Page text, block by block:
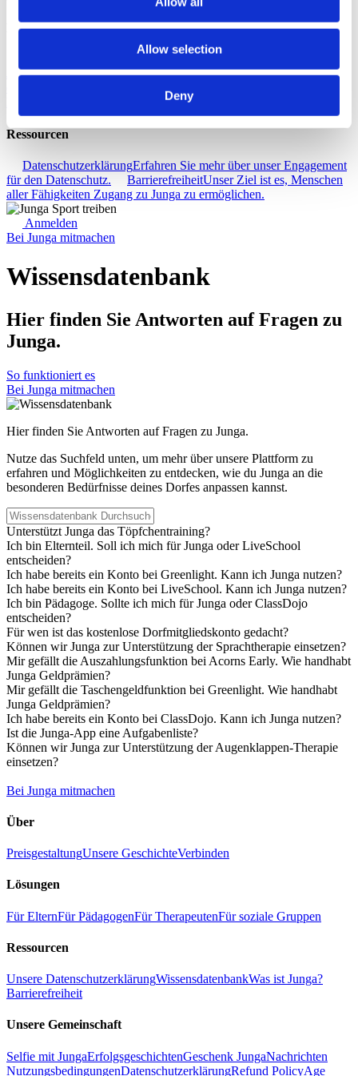
Allow selection
Deny
Entdecken
Junga-Erlebnis herausholen können.
VerbindenLassen Sie uns
darüber sprechen, wie Sie Junga nutzen können, um Ihre täglichen
Ressourcen
DatenschutzerklärungErfahren Sie mehr über unser Engagement
für den Datenschutz.
BarrierefreiheitUnser Ziel ist es, Menschen
aller Fähigkeiten Zugang zu Junga zu ermöglichen.
Anmelden
Bei Junga mitmachen
Wissensdatenbank
Hier finden Sie Antworten auf Fragen zu
Junga.
So funktioniert es
Bei Junga mitmachen
Hier finden Sie Antworten auf Fragen zu Junga.
Nutze das Suchfeld unten, um mehr über unsere Plattform zu
erfahren und Möglichkeiten zu entdecken, wie du Junga an die
besonderen Bedürfnisse deines Dorfes anpassen kannst.
Unterstützt Junga das Töpfchentraining?
Ich bin Elternteil. Soll ich mich für Junga oder LiveSchool
entscheiden?
Ich habe bereits ein Konto bei Greenlight. Kann ich Junga nutzen?
Ich habe bereits ein Konto bei LiveSchool. Kann ich Junga nutzen?
Ich bin Pädagoge. Sollte ich mich für Junga oder ClassDojo
entscheiden?
Für wen ist das kostenlose Dorfmitgliedskonto gedacht?
Können wir Junga zur Unterstützung der Sprachtherapie einsetzen?
Mir gefällt die Auszahlungsfunktion bei Acorns Early. Wie handhabt
Junga Geldprämien?
Mir gefällt die Taschengeldfunktion bei Greenlight. Wie handhabt
Junga Geldprämien?
Ich habe bereits ein Konto bei ClassDojo. Kann ich Junga nutzen?
Ist die Junga-App eine Aufgabenliste?
Können wir Junga zur Unterstützung der Augenklappen-Therapie
einsetzen?
Bei Junga mitmachen
Über
PreisgestaltungUnsere GeschichteVerbinden
Lösungen
Für ElternFür PädagogenFür TherapeutenFür soziale Gruppen
Ressourcen
Unsere DatenschutzerklärungWissensdatenbankWas ist Junga?
Barrierefreiheit
Unsere Gemeinschaft
Selfie mit JungaErfolgsgeschichtenGeschenk JungaNachrichten
NutzungsbedingungenDatenschutzerklärungRefund PolicyAge